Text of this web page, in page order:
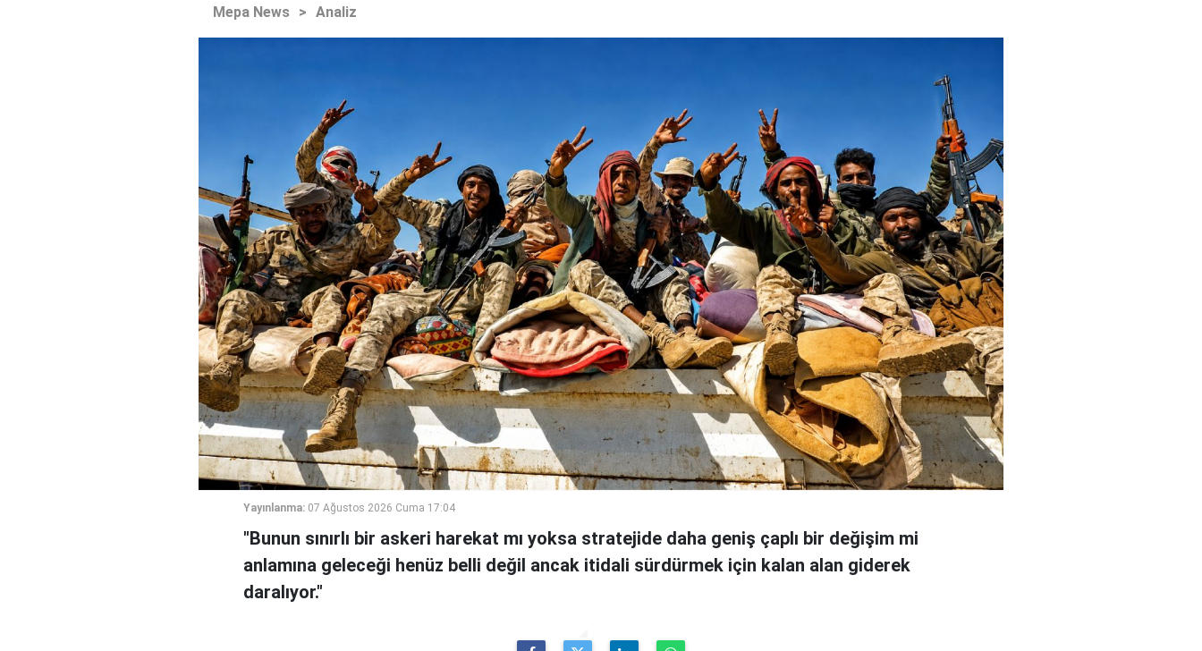
Mepa News > Analiz
Yayınlanma: 07 Ağustos 2026 Cuma 17:04
"Bunun sınırlı bir askeri harekat mı yoksa stratejide daha geniş çaplı bir değişim mi
anlamına geleceği henüz belli değil ancak itidali sürdürmek için kalan alan giderek
daralıyor."